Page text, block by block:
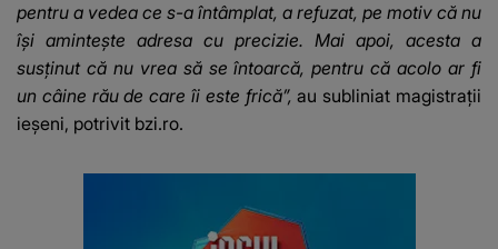
pentru a vedea ce s-a întâmplat, a refuzat, pe motiv că nu
îşi aminteşte adresa cu precizie. Mai apoi, acesta a
susținut că nu vrea să se întoarcă, pentru că acolo ar fi
un câine rău de care îi este frică”,au subliniat magistrații
ieșeni, potrivit bzi.ro.